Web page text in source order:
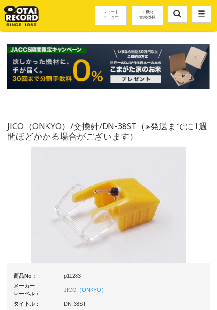
レコード
メニュー
DJ機材
音楽機材
JICO（ONKYO）/交換針/DN-38ST（※発送までに1週
間ほどかかる場合がございます）
商品No：
p11283
メーカー
レーベル：
JICO（ONKYO）
タイトル：
DN-38ST